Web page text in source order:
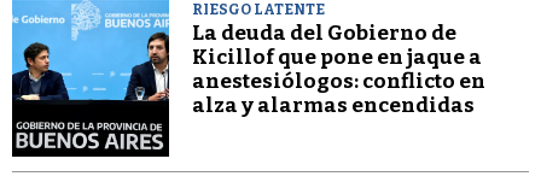
RIESGO LATENTE
La deuda del Gobierno de
Kicillof que pone en jaque a
anestesiólogos: conflicto en
alza y alarmas encendidas